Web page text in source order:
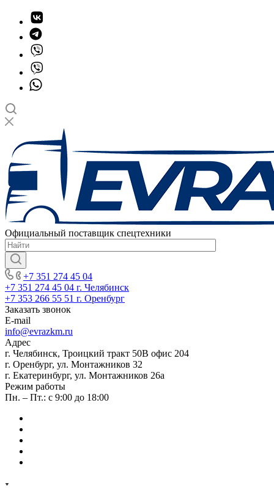
Официальный поставщик спецтехники
+7 351 274 45 04
+7 351 274 45 04 г. Челябинск
+7 353 266 55 51 г. Оренбург
Заказать звонок
E-mail
info@evrazkm.ru
Адрес
г. Челябинск, Троицкий тракт 50В офис 204
г. Оренбург, ул. Монтажников 32
г. Екатеринбург, ул. Монтажников 26а
Режим работы
Пн. – Пт.: с 9:00 до 18:00